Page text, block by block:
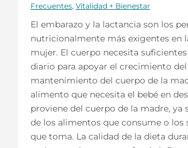
Frecuentes Vitalidad + Bienestar
El embarazo y la lactancia son los
nutricionalmente más exigentes en
mujer. El cuerpo necesita
diario para apoyar el crecimiento del
mantenimiento del cuerpo de la
alimento que necesita el bebé en
proviene del cuerpo de la madre, ya
de los alimentos que consume o los
que toma. La calidad de la dieta